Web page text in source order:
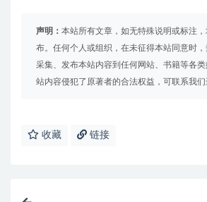
声明： 本站所有文章，如无特殊说明或标注
布。任何个人或组织，在未征得本站同意时，
采集、发布本站内容到任何网站、书籍等各
站内容侵犯了原著者的合法权益，可联系我们
收藏 链接